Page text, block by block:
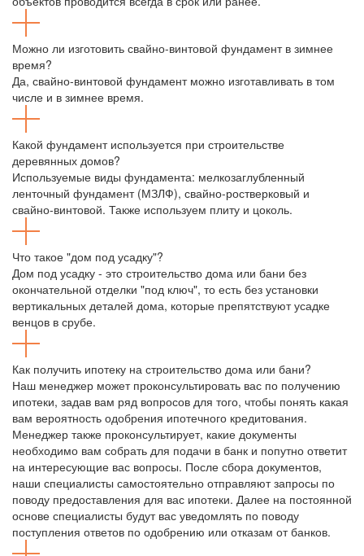
Можно ли изготовить свайно-винтовой фундамент в зимнее
время?
Да, свайно-винтовой фундамент можно изготавливать в том
числе и в зимнее время.
Какой фундамент используется при строительстве
деревянных домов?
Используемые виды фундамента: мелкозаглубленный
ленточный фундамент (МЗЛФ), свайно-ростверковый и
свайно-винтовой. Также используем плиту и цоколь.
Что такое "дом под усадку"?
Дом под усадку - это строительство дома или бани без
окончательной отделки "под ключ", то есть без установки
вертикальных деталей дома, которые препятствуют усадке
венцов в срубе.
Как получить ипотеку на строительство дома или бани?
Наш менеджер может проконсультировать вас по получению
ипотеки, задав вам ряд вопросов для того, чтобы понять какая
вам вероятность одобрения ипотечного кредитования.
Менеджер также проконсультирует, какие документы
необходимо вам собрать для подачи в банк и попутно ответит
на интересующие вас вопросы. После сбора документов,
наши специалисты самостоятельно отправляют запросы по
поводу предоставления для вас ипотеки. Далее на постоянной
основе специалисты будут вас уведомлять по поводу
поступления ответов по одобрению или отказам от банков.